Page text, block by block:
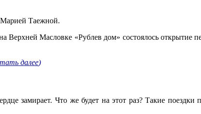
Марией Таежной.
Верхней Масловке «Рублев дом» состоялось
далее)
замирает. Что же будет на этот раз? Такие поездки